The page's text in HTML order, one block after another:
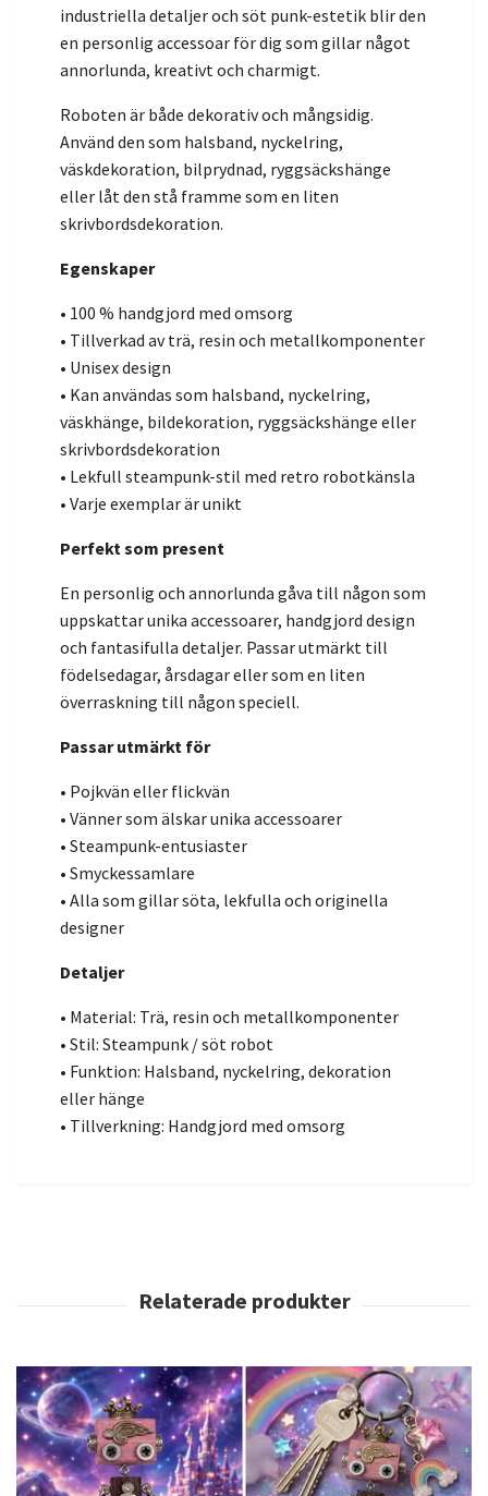
industriella detaljer och söt punk-estetik blir den
en personlig accessoar för dig som gillar något
annorlunda, kreativt och charmigt.
Roboten är både dekorativ och mångsidig.
Använd den som halsband, nyckelring,
väskdekoration, bilprydnad, ryggsäckshänge
eller låt den stå framme som en liten
skrivbordsdekoration.
Egenskaper
• 100 % handgjord med omsorg
• Tillverkad av trä, resin och metallkomponenter
• Unisex design
• Kan användas som halsband, nyckelring,
väskhänge, bildekoration, ryggsäckshänge eller
skrivbordsdekoration
• Lekfull steampunk-stil med retro robotkänsla
• Varje exemplar är unikt
Perfekt som present
En personlig och annorlunda gåva till någon som
uppskattar unika accessoarer, handgjord design
och fantasifulla detaljer. Passar utmärkt till
födelsedagar, årsdagar eller som en liten
överraskning till någon speciell.
Passar utmärkt för
• Pojkvän eller flickvän
• Vänner som älskar unika accessoarer
• Steampunk-entusiaster
• Smyckessamlare
• Alla som gillar söta, lekfulla och originella
designer
Detaljer
• Material: Trä, resin och metallkomponenter
• Stil: Steampunk / söt robot
• Funktion: Halsband, nyckelring, dekoration
eller hänge
• Tillverkning: Handgjord med omsorg